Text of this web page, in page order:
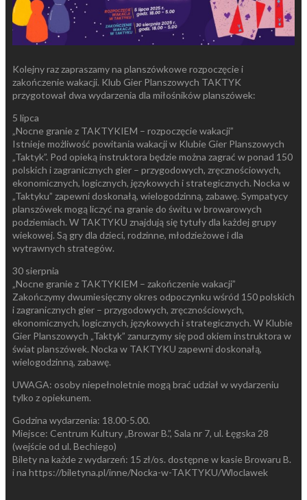
Kolejny raz zapraszamy na planszówkowe rozpoczęcie i
zakończenie wakacji. Klub Gier Planszowych TAKTYK
przygotował dwa wydarzenia dla miłośników planszówek:
5 lipca
„Nocne granie z TAKTYKIEM – rozpoczęcie wakacji”
Istnieje możliwość powitania wakacji w Klubie Gier Planszowych
„Taktyk”. Pod opieką instruktora będzie można zagrać w ponad 150
polskich i zagranicznych gier – przygodowych, zręcznościowych,
ekonomicznych, logicznych, językowych i strategicznych. Nocka w
„Taktyku” zapewni doskonałą, wielogodzinną, zabawę. Sympatycy
planszówek mogą liczyć na granie do świtu w browarowych
podziemiach. W TAKTYKU znajdują się tytuły dla każdej grupy
wiekowej. Są gry dla dzieci, rodzinne, młodzieżowe i dla
wytrawnych strategów.
30 sierpnia
„Nocne granie z TAKTYKIEM – zakończenie wakacji”
Zakończymy dwumiesięczny okres odpoczynku wśród 150 polskich
i zagranicznych gier – przygodowych, zręcznościowych,
ekonomicznych, logicznych, językowych i strategicznych. W Klubie
Gier Planszowych „Taktyk” zanurzymy się pod okiem instruktora w
świat planszówek. Nocka w TAKTYKU zapewni doskonałą,
wielogodzinną, zabawę.
UWAGA: osoby niepełnoletnie mogą brać udział w wydarzeniu
tylko z opiekunem.
Godzina wydarzenia: 18.00-5.00.
Miejsce: Centrum Kultury „Browar B.”, Sala nr 7, ul. Łęgska 28
(wejście od ul. Bechiego)
Bilety na każde z wydarzeń: 15 zł/os. dostępne w kasie Browaru B.
i na https://biletyna.pl/inne/Nocka-w-TAKTYKU/Wloclawek